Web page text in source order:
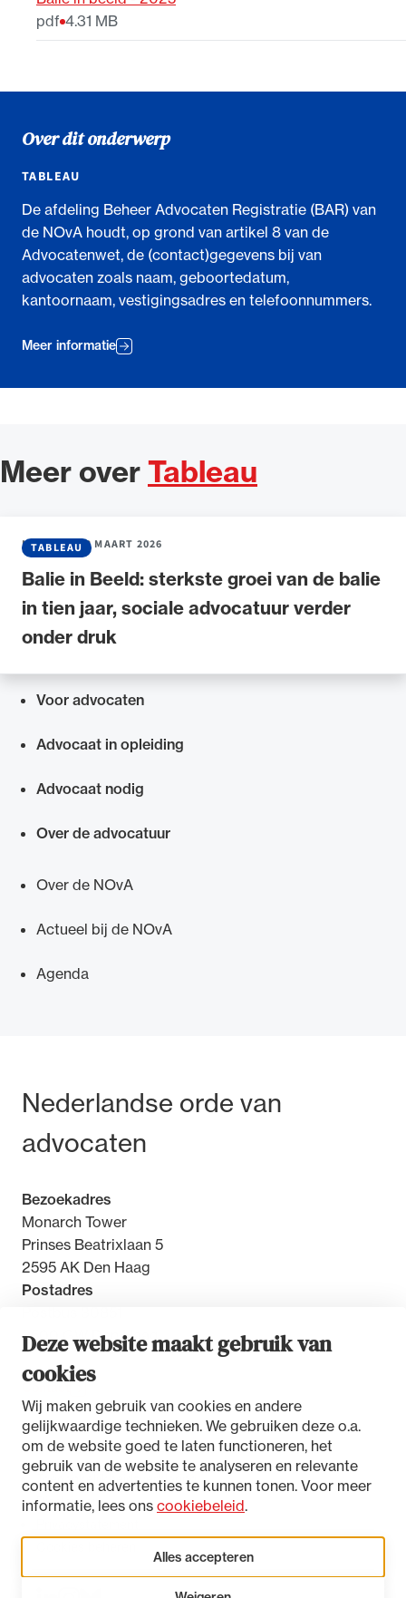
Deze website maakt gebruik van
cookies
Wij maken gebruik van cookies en andere
gelijkwaardige technieken. We gebruiken deze o.a.
om de website goed te laten functioneren, het
gebruik van de website te analyseren en relevante
content en advertenties te kunnen tonen. Voor meer
informatie, lees ons cookiebeleid.
Alles accepteren
pdf 4.31 MB
Over dit onderwerp
TABLEAU
De afdeling Beheer Advocaten Registratie (BAR) van
de NOvA houdt, op grond van artikel 8 van de
Advocatenwet, de (contact)gegevens bij van
advocaten zoals naam, geboortedatum,
kantoornaam, vestigingsadres en telefoonnummers.
Meer informatie
Meer over Tableau
Balie in Beeld: sterkste groei van de balie
in tien jaar, sociale advocatuur verder
onder druk
TABLEAU
NIEUWS•18 MAART 2026
Voor advocaten
Advocaat in opleiding
Advocaat nodig
Over de advocatuur
Over de NOvA
Actueel bij de NOvA
Agenda
Bezoek- en postadres
Nederlandse orde van
advocaten
Bezoekadres
Monarch Tower
Prinses Beatrixlaan 5
2595 AK Den Haag
Postadres
2500 GW Den Haag
Toegankelijkheidsverklaring
Disclaimer